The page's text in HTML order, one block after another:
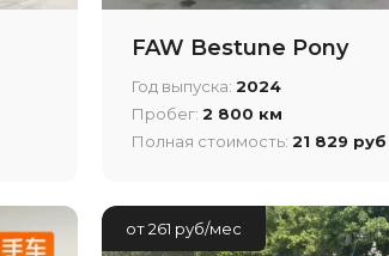
FAW Bestune Pony
Год выпуска: 2024
Пробег: 2 800 км
Полная стоимость: 21 829 руб
от 261 руб/мес